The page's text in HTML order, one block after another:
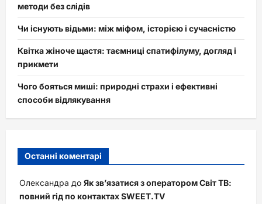
методи без слідів
Чи існують відьми: між міфом, історією і сучасністю
Квітка жіноче щастя: таємниці спатифілуму, догляд і
прикмети
Чого бояться миші: природні страхи і ефективні
способи відлякування
Останні коментарі
Олександра до Як зв’язатися з оператором Світ ТВ:
повний гід по контактах SWEET.TV